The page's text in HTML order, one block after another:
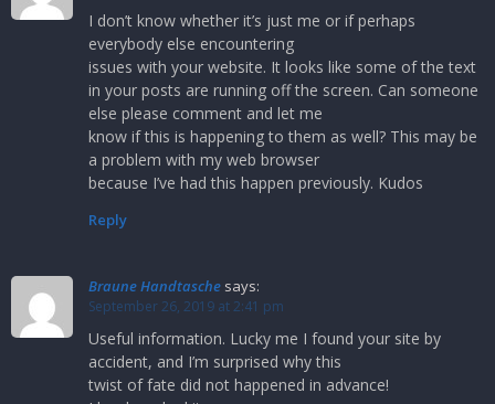
I don’t know whether it’s just me or if perhaps
everybody else encountering
issues with your website. It looks like some of the text
in your posts are running off the screen. Can someone
else please comment and let me
know if this is happening to them as well? This may be
a problem with my web browser
because I’ve had this happen previously. Kudos
Reply
Braune Handtasche says:
September 26, 2019 at 2:41 pm
Useful information. Lucky me I found your site by
accident, and I’m surprised why this
twist of fate did not happened in advance!